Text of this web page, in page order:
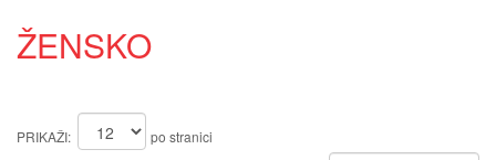
ŽENSKO
PRIKAŽI: po stranici